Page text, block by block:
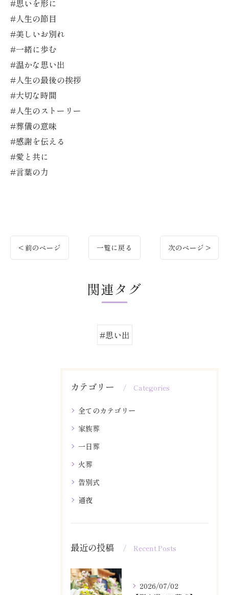
#思いを形に
#人生の節目
#美しいお別れ
#一緒に歩む
#温かな思い出
#人生の最後の挨拶
#大切な時間
#人生のストーリー
#葬儀の意味
#感謝を伝える
#愛と共に
#言葉の力
< 前のページ 一覧に戻る 次のページ >
関連タグ
#思い出
カテゴリー Categories
全てのカテゴリー
家族葬
一日葬
火葬
告別式
通夜
最近の投稿 Recent Posts
2026/07/02